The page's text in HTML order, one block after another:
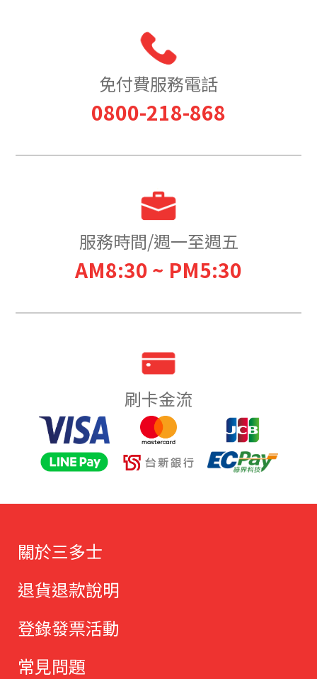
免付費服務電話
0800-218-868
服務時間/週一至週五
AM8:30 ~ PM5:30
刷卡金流
關於三多士
退貨退款說明
登錄發票活動
常見問題